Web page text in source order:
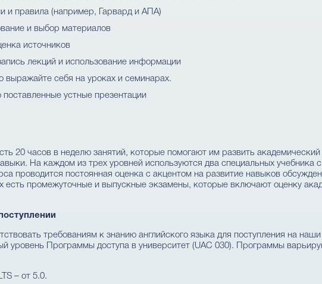
и правила (например, Гарвард и АПА)
и выбор материалов
источников
лекций и использование информации
выражайте себя на уроках и семинарах.
устные презентации
20 часов в неделю занятий, которые помогают им развить
На каждом из трех уровней используются два специальных учебника
проводится постоянная оценка с акцентом на развитие навыков
есть промежуточные и выпускные экзамены, которые включают оценку
требованиям к знанию английского языка для поступления на
уровень Программы доступа в университет (UAC 030). Программы
– от 5.0.